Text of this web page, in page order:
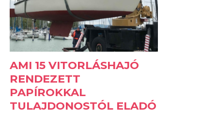
AMI 15 VITORLÁSHAJÓ
RENDEZETT
PAPÍROKKAL
TULAJDONOSTÓL ELADÓ